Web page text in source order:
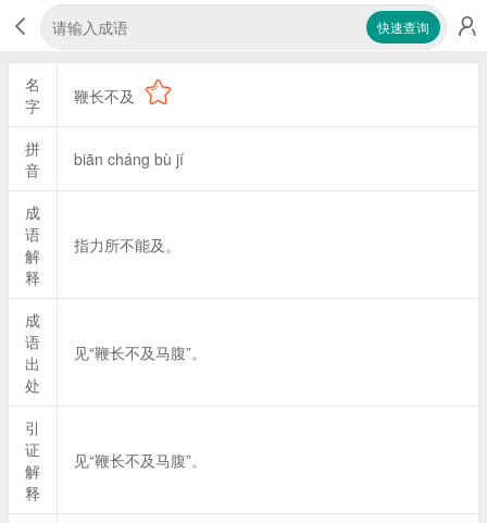
快速查询
名
字
鞭长不及
拼
音
biān cháng bù jí
成
语
解
释
指力所不能及。
成
语
出
处
见“鞭长不及马腹”。
引
证
解
释
见“鞭长不及马腹”。